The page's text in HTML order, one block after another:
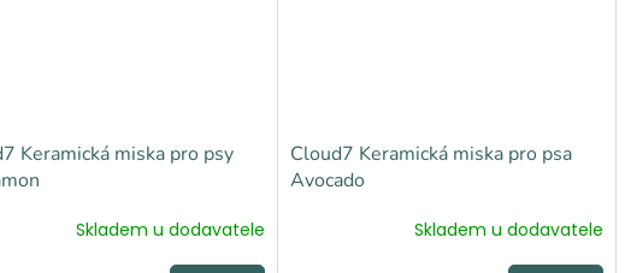
Keramická miska pro psy
Skladem u dodavatele
Cloud7 Keramická miska pro psa
Avocado
Skladem u dodavatele